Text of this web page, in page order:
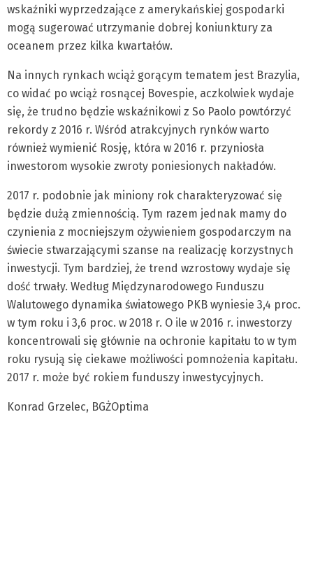
wskaźniki wyprzedzające z amerykańskiej gospodarki
mogą sugerować utrzymanie dobrej koniunktury za
oceanem przez kilka kwartałów.
Na innych rynkach wciąż gorącym tematem jest Brazylia,
co widać po wciąż rosnącej Bovespie, aczkolwiek wydaje
się, że trudno będzie wskaźnikowi z So Paolo powtórzyć
rekordy z 2016 r. Wśród atrakcyjnych rynków warto
również wymienić Rosję, która w 2016 r. przyniosła
inwestorom wysokie zwroty poniesionych nakładów.
2017 r. podobnie jak miniony rok charakteryzować się
będzie dużą zmiennością. Tym razem jednak mamy do
czynienia z mocniejszym ożywieniem gospodarczym na
świecie stwarzającymi szanse na realizację korzystnych
inwestycji. Tym bardziej, że trend wzrostowy wydaje się
dość trwały. Według Międzynarodowego Funduszu
Walutowego dynamika światowego PKB wyniesie 3,4 proc.
w tym roku i 3,6 proc. w 2018 r. O ile w 2016 r. inwestorzy
koncentrowali się głównie na ochronie kapitału to w tym
roku rysują się ciekawe możliwości pomnożenia kapitału.
2017 r. może być rokiem funduszy inwestycyjnych.
Konrad Grzelec, BGŻOptima